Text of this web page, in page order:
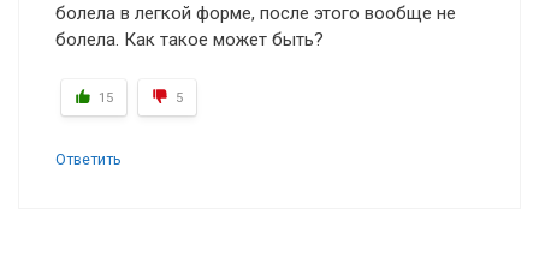
болела в легкой форме, после этого вообще не
болела. Как такое может быть?
15 5
Ответить